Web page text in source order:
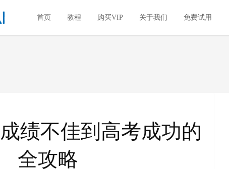
首页 教程 购买VIP 关于我们 免费试用
绩不佳到高考成功的
全攻略